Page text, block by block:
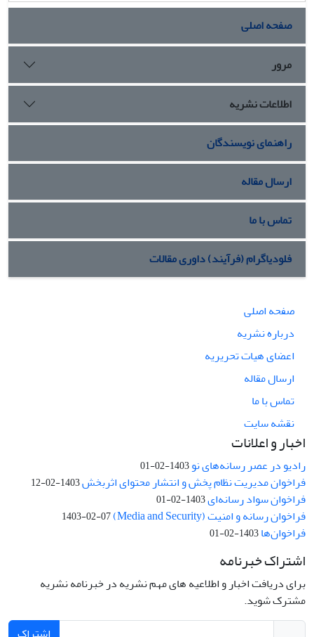
صفحه اصلی
مرور
اطلاعات نشریه
راهنمای نویسندگان
ارسال مقاله
تماس با ما
فلودیاگرام (فرآیند) داوری مقالات
صفحه اصلی
درباره نشریه
اعضای هیات تحریریه
ارسال مقاله
تماس با ما
نقشه سایت
اخبار و اعلانات
رادیو در عصر رسانه‌های نو1403-02-01
فراخوان مدیریت نظام پخش و انتشار محتوای اثربخش1403-02-12
فراخوان سواد رسانه‌ای1403-02-01
فراخوان رسانه و امنیت (Media and Security) 1403-02-07
فراخوان‌ها1403-02-01
اشتراک خبرنامه
برای دریافت اخبار و اطلاعیه های مهم نشریه در خبرنامه نشریه
مشترک شوید.